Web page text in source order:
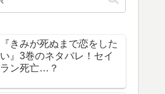
『きみが死ぬまで恋をした
い』3巻のネタバレ！セイ
ラン死亡…？